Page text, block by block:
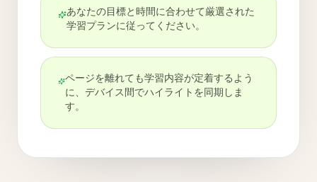
あなたの目標と時間に合わせて厳選された
学習プランに従ってください。
ページを離れても学習内容が定着するよう
に、デバイス間でハイライトを同期しま
す。